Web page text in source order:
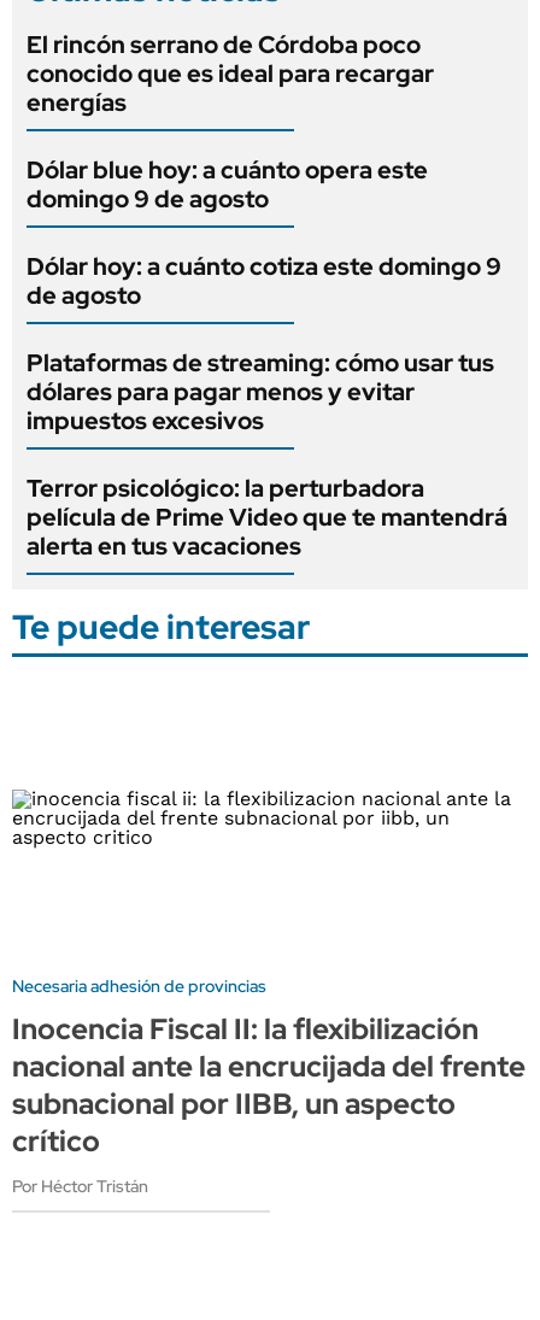
El rincón serrano de Córdoba poco
conocido que es ideal para recargar
energías
Dólar blue hoy: a cuánto opera este
domingo 9 de agosto
Dólar hoy: a cuánto cotiza este domingo 9
de agosto
Plataformas de streaming: cómo usar tus
dólares para pagar menos y evitar
impuestos excesivos
Terror psicológico: la perturbadora
película de Prime Video que te mantendrá
alerta en tus vacaciones
Te puede interesar
Necesaria adhesión de provincias
Inocencia Fiscal II: la flexibilización
nacional ante la encrucijada del frente
subnacional por IIBB, un aspecto
crítico
Por Héctor Tristán